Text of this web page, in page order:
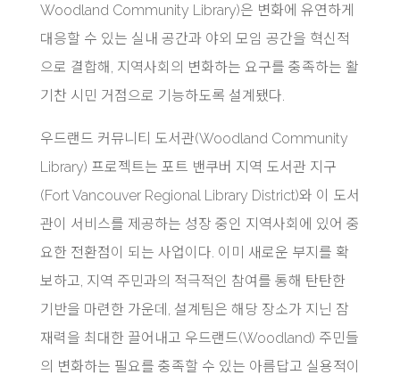
Woodland Community Library)은 변화에 유연하게
대응할 수 있는 실내 공간과 야외 모임 공간을 혁신적
으로 결합해, 지역사회의 변화하는 요구를 충족하는 활
기찬 시민 거점으로 기능하도록 설계됐다.
우드랜드 커뮤니티 도서관(Woodland Community
Library) 프로젝트는 포트 밴쿠버 지역 도서관 지구
(Fort Vancouver Regional Library District)와 이 도서
관이 서비스를 제공하는 성장 중인 지역사회에 있어 중
요한 전환점이 되는 사업이다. 이미 새로운 부지를 확
보하고, 지역 주민과의 적극적인 참여를 통해 탄탄한
기반을 마련한 가운데, 설계팀은 해당 장소가 지닌 잠
재력을 최대한 끌어내고 우드랜드(Woodland) 주민들
의 변화하는 필요를 충족할 수 있는 아름답고 실용적이